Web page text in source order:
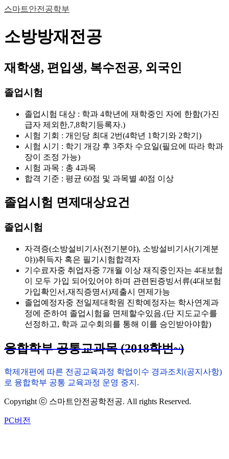
스마트안전공학부
소방방재전공
재학생, 편입생, 복수전공, 외국인
졸업시험
졸업시험 대상 : 학과 4학년에 재학중인 자에 한함(가진
급자 제외한,7,8학기등록자.)
시험 기회 : 개인당 최대 2번(4학년 1학기와 2학기)
시험 시기 : 학기 개강 후 3주차 수요일(필요에 따라 학과
장이 조정 가능)
시험 과목 : 총 4과목
합격 기준 : 평균 60점 및 과목별 40점 이상
졸업시험 면제대상요건
졸업시험
자격증(소방설비기사(전기분야), 소방설비기사(기계분
야))취득자 혹은 필기시험합격자
기수료자중 취업자중 7개월 이상 재직중인자는 4대보험
이 모두 가입 되어있어야 하며 관련된증빙서류(4대보험
가입확인서,재직증명서)제출시 면제가능
졸업예정자중 전일제대학원 진학예정자는 학사연계과
정에 준하여 졸업시험을 면제할수있음.(단 지도교수를
선정하고, 학과 교수회의를 통해 이를 승인받아야함)
융합학부 공통교과목 (2018학번~)
학제개편에 따른 전공교육과정 학업이수 경과조치(공지사항)
로 융합학부 공통 교육과정 운영 중지.
Copyright ⓒ 스마트안전공학전공. All rights Reserved.
PC버전